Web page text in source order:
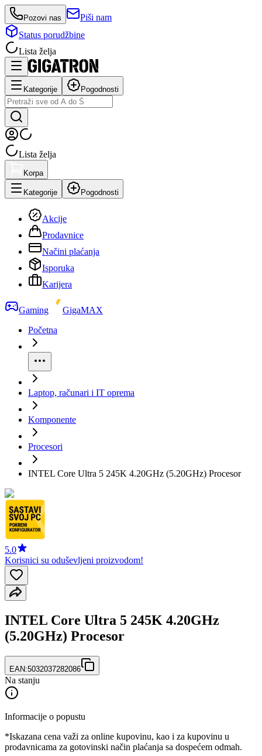
Pozovi nas
Piši nam
Status porudžbine
Lista želja
Kategorije Pogodnosti
Lista želja
Korpa
Kategorije Pogodnosti
Akcije
Prodavnice
Načini plaćanja
Isporuka
Karijera
Gaming
GigaMAX
Početna
Laptop, računari i IT oprema
Komponente
Procesori
INTEL Core Ultra 5 245K 4.20GHz (5.20GHz) Procesor
5.0
Korisnici su oduševljeni proizvodom!
INTEL Core Ultra 5 245K 4.20GHz
(5.20GHz) Procesor
EAN:5032037282086
Na stanju
Informacije o popustu
*Iskazana cena važi za online kupovinu, kao i za kupovinu u
prodavnicama za gotovinski način plaćanja sa dospećem odmah.